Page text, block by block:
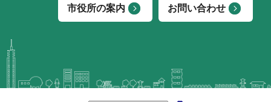
市役所の案内 お問い合わせ